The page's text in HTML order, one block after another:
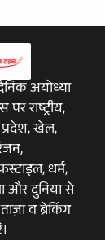
अयोध्या
पर राष्ट्रीय,
प्रदेश, खेल,
धर्म,
और दुनिया से
व ब्रेकिंग